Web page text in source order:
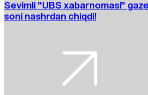
Sevimli "UBS xabarnomasi"
soni nashrdan chiqdi!